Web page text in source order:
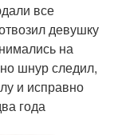
все
девушку
на
шнур следил,
и исправно
года